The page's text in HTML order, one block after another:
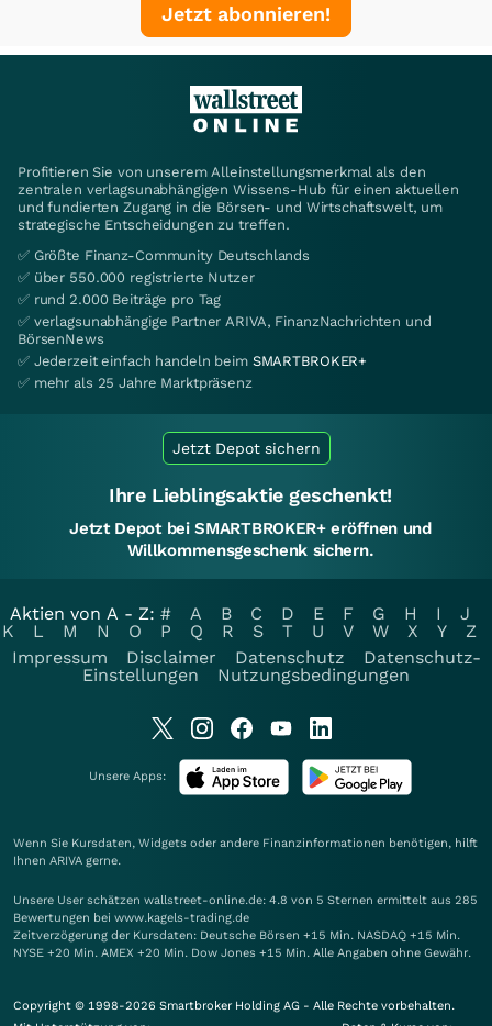
Jetzt abonnieren!
Profitieren Sie von unserem Alleinstellungsmerkmal als den
zentralen verlagsunabhängigen Wissens-Hub für einen aktuellen
und fundierten Zugang in die Börsen- und Wirtschaftswelt, um
strategische Entscheidungen zu treffen.
✅ Größte Finanz-Community Deutschlands
✅ über 550.000 registrierte Nutzer
✅ rund 2.000 Beiträge pro Tag
✅ verlagsunabhängige Partner ARIVA, FinanzNachrichten und
BörsenNews
✅ Jederzeit einfach handeln beim SMARTBROKER+
✅ mehr als 25 Jahre Marktpräsenz
Jetzt Depot sichern
Ihre Lieblingsaktie geschenkt!
Jetzt Depot bei SMARTBROKER+ eröffnen und
Willkommensgeschenk sichern.
Aktien von A - Z: # A B C D E F G H I
J
K
L M N O P Q R S T U V W X Y
Z
Impressum
Disclaimer Datenschutz
Datenschutz-
Einstellungen
Nutzungsbedingungen
Unsere Apps:
Wenn Sie Kursdaten, Widgets oder andere Finanzinformationen benötigen, hilft
Ihnen ARIVA gerne.
Unsere User schätzen wallstreet-online.de: 4.8 von 5 Sternen ermittelt aus 285
Bewertungen bei www.kagels-trading.de
Zeitverzögerung der Kursdaten: Deutsche Börsen +15 Min. NASDAQ +15 Min.
NYSE +20 Min. AMEX +20 Min. Dow Jones +15 Min. Alle Angaben ohne Gewähr.
Copyright © 1998-2026 Smartbroker Holding AG - Alle Rechte vorbehalten.